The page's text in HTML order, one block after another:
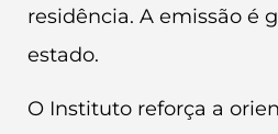
residência. A emissão é
estado.
O Instituto reforça a